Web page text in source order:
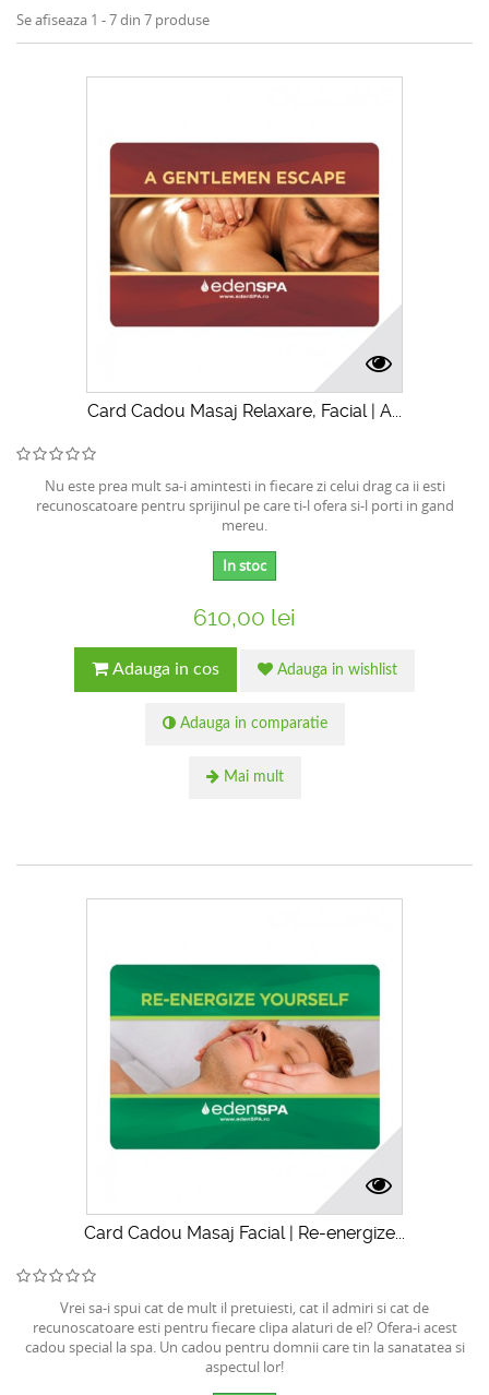
Se afiseaza 1 - 7 din 7 produse
Card Cadou Masaj Relaxare, Facial | A...
Nu este prea mult sa-i amintesti in fiecare zi celui drag ca ii esti
recunoscatoare pentru sprijinul pe care ti-l ofera si-l porti in gand
mereu.
In stoc
610,00 lei
Adauga in cos Adauga in wishlist
Adauga in comparatie
Mai mult
Card Cadou Masaj Facial | Re-energize...
Vrei sa-i spui cat de mult il pretuiesti, cat il admiri si cat de
recunoscatoare esti pentru fiecare clipa alaturi de el? Ofera-i acest
cadou special la spa. Un cadou pentru domnii care tin la sanatatea si
aspectul lor!